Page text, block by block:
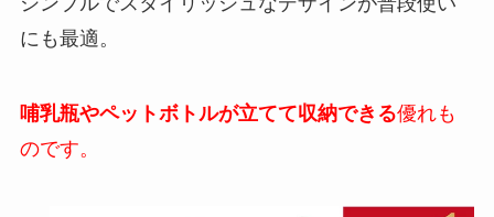
にも最適。
哺乳瓶やペットボトルが立てて収納できる優れも
のです。